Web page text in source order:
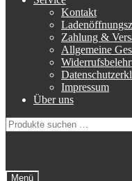
Kontakt
Zahlung &
Allgemeine
Impressum
Über uns
Suche
nach:
Menü